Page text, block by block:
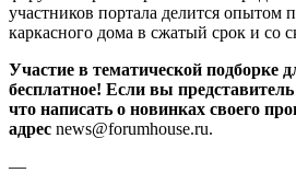
участников портала делится опытом
каркасного дома в сжатый срок и со
Участие в тематической подборке
бесплатное! Если вы
что написать о новинках своего
адрес news@forumhouse.ru.
—